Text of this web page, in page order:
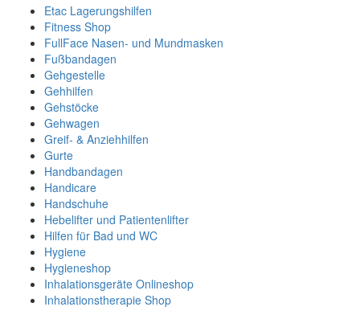
Etac Lagerungshilfen
Fitness Shop
FullFace Nasen- und Mundmasken
Fußbandagen
Gehgestelle
Gehhilfen
Gehstöcke
Gehwagen
Greif- & Anziehhilfen
Gurte
Handbandagen
Handicare
Handschuhe
Hebelifter und Patientenlifter
Hilfen für Bad und WC
Hygiene
Hygieneshop
Inhalationsgeräte Onlineshop
Inhalationstherapie Shop